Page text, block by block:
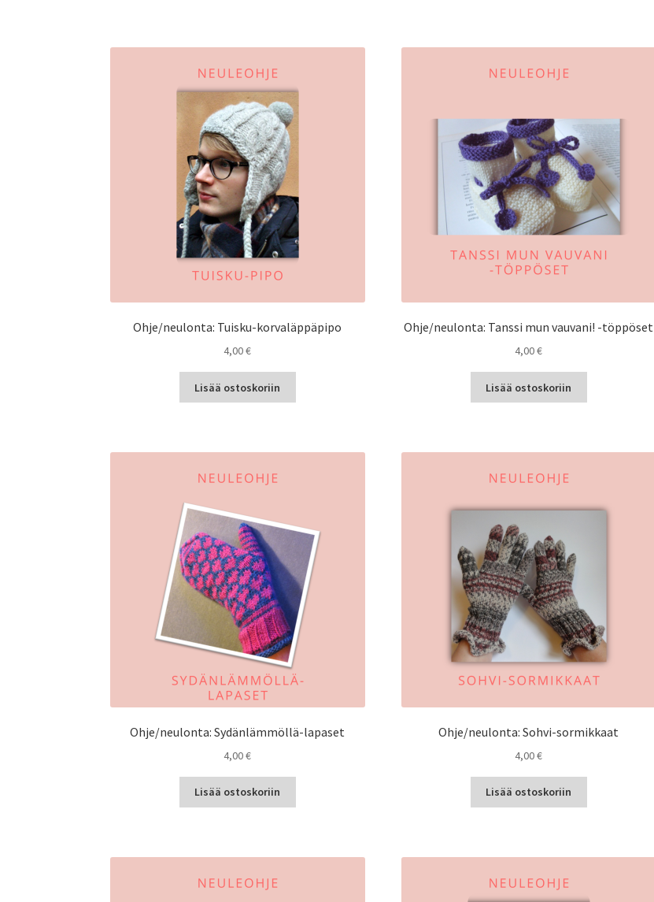
Ohje/neulonta: Tuisku-korvaläppäpipo
4,00€
Lisää ostoskoriin
Ohje/neulonta: Tanssi mun vauvani! -töppöset
4,00€
Lisää ostoskoriin
Ohje/neulonta: Sydänlämmöllä-lapaset
4,00€
Lisää ostoskoriin
Ohje/neulonta: Sohvi-sormikkaat
4,00€
Lisää ostoskoriin